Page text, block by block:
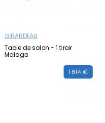
GIRARDEAU
Table de salon - 1 tiroir
Malaga
1 614 €